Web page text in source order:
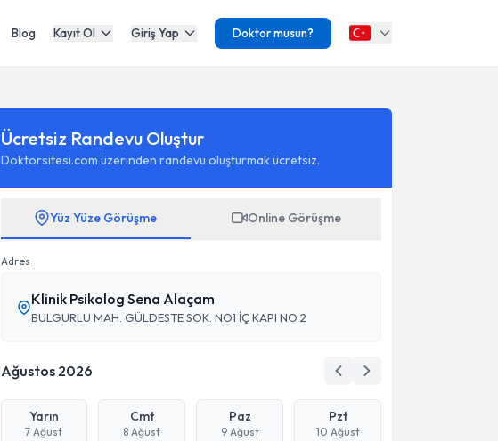
Blog Kayıt Ol Giriş Yap Doktor musun?
Ücretsiz Randevu Oluştur
Doktorsitesi.com üzerinden randevu oluşturmak ücretsiz.
Yüz Yüze Görüşme Online Görüşme
Adres
Klinik Psikolog Sena Alaçam
BULGURLU MAH. GÜLDESTE SOK. NO1 İÇ KAPI NO 2
Ağustos 2026
Yarın
7 Ağust
Cmt
8 Ağust
Paz
9 Ağust
Pzt
10 Ağust